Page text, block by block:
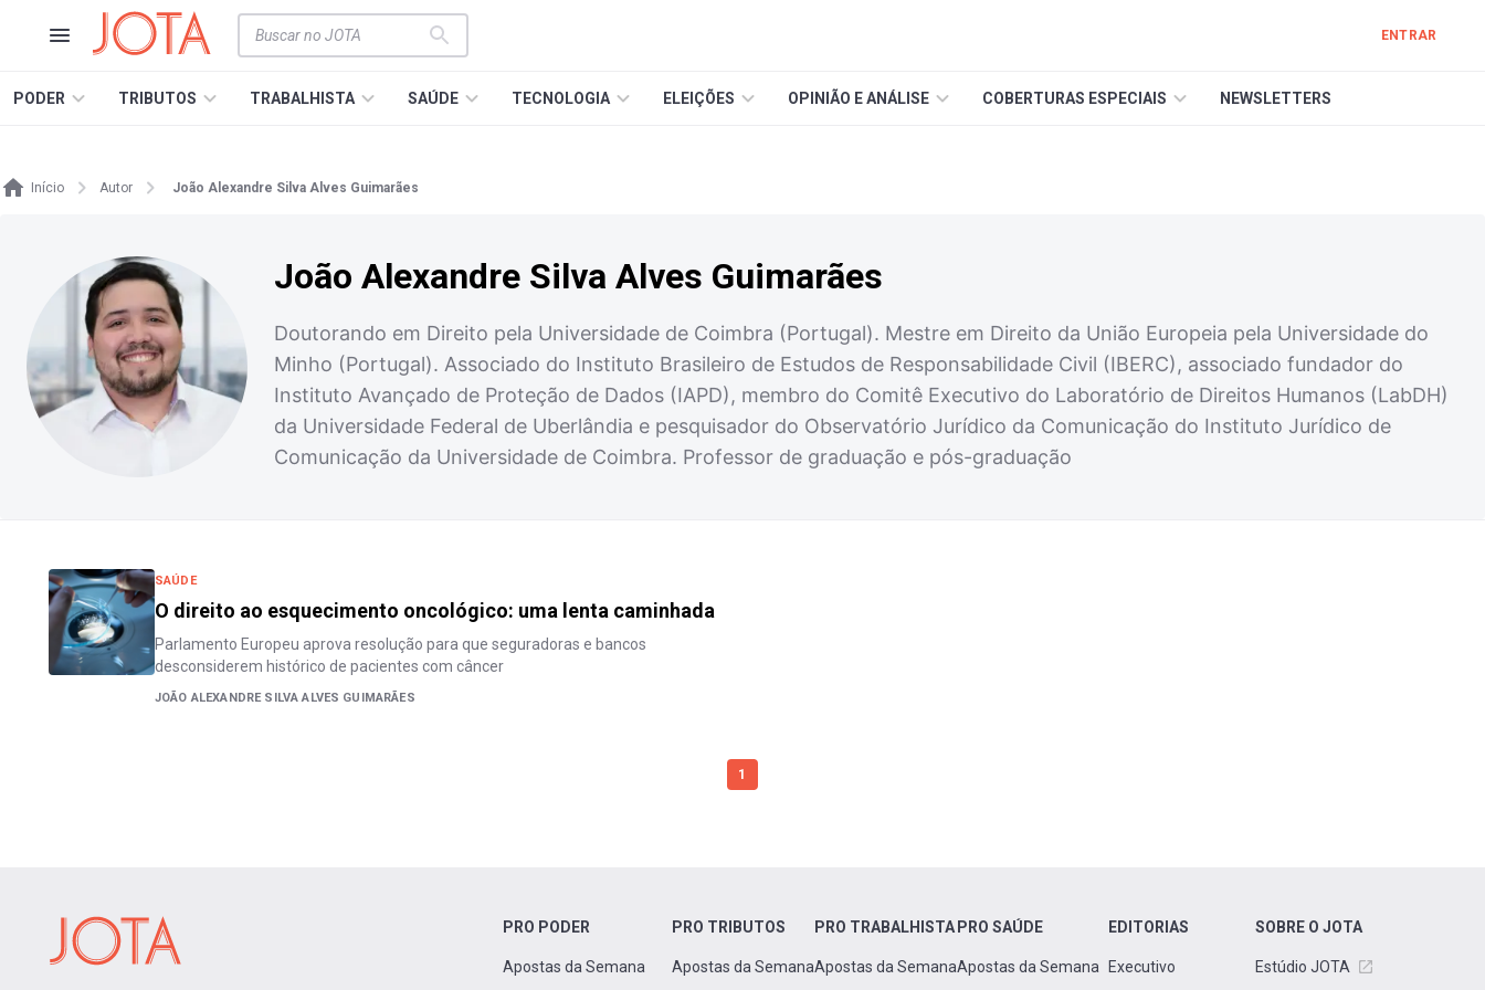
ENTRAR
PODER TRIBUTOS TRABALHISTA SAÚDE TECNOLOGIA ELEIÇÕES OPINIÃO E ANÁLISE COBERTURAS ESPECIAIS NEWSLETTERS
Início Autor João Alexandre Silva Alves Guimarães
João Alexandre Silva Alves Guimarães
Doutorando em Direito pela Universidade de Coimbra (Portugal). Mestre em Direito da União Europeia pela Universidade do
Minho (Portugal). Associado do Instituto Brasileiro de Estudos de Responsabilidade Civil (IBERC), associado fundador do
Instituto Avançado de Proteção de Dados (IAPD), membro do Comitê Executivo do Laboratório de Direitos Humanos (LabDH)
da Universidade Federal de Uberlândia e pesquisador do Observatório Jurídico da Comunicação do Instituto Jurídico de
Comunicação da Universidade de Coimbra. Professor de graduação e pós-graduação
SAÚDE
O direito ao esquecimento oncológico: uma lenta caminhada
Parlamento Europeu aprova resolução para que seguradoras e bancos
desconsiderem histórico de pacientes com câncer
JOÃO ALEXANDRE SILVA ALVES GUIMARÃES
1
PRO PODER
Apostas da Semana
PRO TRIBUTOS
Apostas da Semana
PRO TRABALHISTA
Apostas da Semana
PRO SAÚDE
Apostas da Semana
EDITORIAS
Executivo
SOBRE O JOTA
Estúdio JOTA